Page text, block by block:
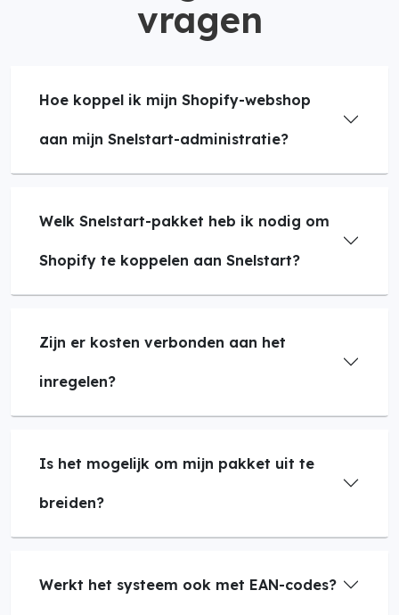
vragen
Hoe koppel ik mijn Shopify-webshop
aan mijn Snelstart-administratie?
Welk Snelstart-pakket heb ik nodig om
Shopify te koppelen aan Snelstart?
Zijn er kosten verbonden aan het
inregelen?
Is het mogelijk om mijn pakket uit te
breiden?
Werkt het systeem ook met EAN-codes?